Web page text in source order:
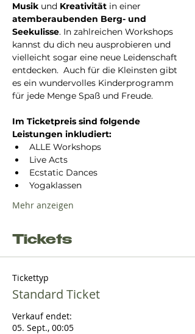
Musik und Kreativität in einer
atemberaubenden Berg- und
Seekulisse. In zahlreichen Workshops
kannst du dich neu ausprobieren und
vielleicht sogar eine neue Leidenschaft
entdecken.  Auch für die Kleinsten gibt
es ein wundervolles Kinderprogramm
für jede Menge Spaß und Freude.
Im Ticketpreis sind folgende
Leistungen inkludiert:
ALLE Workshops
Live Acts
Ecstatic Dances
Yogaklassen
Mehr anzeigen
Tickets
Tickettyp
Standard Ticket
Verkauf endet:
05. Sept., 00:05